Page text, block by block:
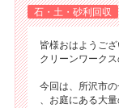
石・土・砂利回収
皆様おはようご
クリーンワーク
今回は、所沢市
、お庭にある大